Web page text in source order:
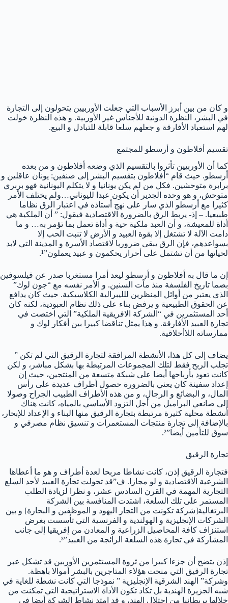
و كان من بين أبرز الأسباب التي جعلت الأوربيين يتحولون إلى التجارة
في البشر، النظرة الدونية للأجناس غير الأوربية. و هذه النظرة خولت
لهم استعباد الأفارقة و جعلهم سلعا قابلة للتبادل و البيع.
تقسيم أفلاطون و أرسطو للمجتمع
كما أن الأوربيين تأثروا بالتقسيم الذي وضعه أفلاطون و من بعده
أرسطو. حيث قام “أفلاطون بتقسيم البشر إلى صنفين: يونان عاقلين و
برابرة متوحشين. فكل من لم يكن يونانيا و لا يتكلم اليونانية فهو بربري
متوحش، و هو وحده الجدير أن يكون عبدا لليوناني…ولم يختلف الأمر
كثيرا مع أرسطو الذي سار على نهج أستاذه في اعتبار الرق نظاما
طبيعيا. – إذ- يربط الرق بالضرورة الاقتصادية فيقول: ” أن الملكية هي
أداة للمعيشة، و أن العبد ملكية حية و أداة تعمل بما تؤمر به… و ما
دامت الآلة لا تشتغل إلا بقوة العبيد و الأرض لا تنبت الحب إلا
بسواعدهم، فإن الرق يبقى ضروريا لاقتصاد الأسرة و المدينة التي لابد
لحياتها من أن تشتمل على أحرار يحكمون و عبيد يعملون”¹.
إن ما قال به أفلاطون و أرسطو ليعد أمرا مستغربا صدر عن فيلسوفين
بصما تاريخ الفلسفة منذ مآت السنين. و الأمر نفسه مع “جون لوك”
الذي يعتبر من أوائل المنظرين للليبرالية الكلاسيكية. حيث كان يدافع
عن الحقوق الطبيعية و يرفض بناء على ذلك نظام العبودية، لكنه كان
أحد المستثمرين في “الشركة الافريقية الملكية” التي اختصت في
تجارة العبيد الأفارقة. و هذا يمثل تناقضا كبيرا بين أفكار لوك و
ممارساته اللاأخلاقية.
يضاف إلى كل هذا، الأنشطة المرافقة لتجارة الرقيق التي لم تكن ”
تجلب الربح فقط لتلك المجموعات المرتبطة بها بشكل مباشر، و لكن
كانت تعود بأرباحها أيضا على شبكة متسعة من المنتجين، حيث إن
إعداد سفينة كان يعني بالضرورة حصول أطراف عديدة على رأس
المال، و البضائع و الرجال، و من هذه الأطراف الطبيب الجراح وصولا
إلى صانعي البراميل من أجل التزود الأساسي بالمياه، كانت هناك
أنشطة محلية كثيرة مرتبطة بتجارة الرقيق منها البناء و الإعداد للإبحار،
بالإضافة إلى تجارة منتجات المستعمرات و تنسيق نظام مصرفي و
سوق للتأمين أيضا”².
تجارة الرقيق
فتجارة الرقيق إذن، كانت نشاطا مربحا لعدة أطراف و هو ما أعطاها
الشرعية الاقتصادية و لو مجازا. ف”قد تحولت تجارة العبيد لأحد السلع
التجارية المهمة في القرن السادس عشر، و نظرا لزيادة الطلب
المستمر على تلك السلعة، اشتدت المنافسة بين الشركة
البرتغالية[شركة تكونت من التجار اليهود و الموظفين و البحارة] و بين
الشركات الإنجليزية و الهولندية و الفرنسية التي تأسست بغرض
استنزاف كافة المحاصيل الزراعية و المعادن من إفريقيا إلى جانب
المشاركة في تجارة هذه السلعة الرائجة من العبيد”³.
إذن يتضح أن جزءا كبيرا من ثروة المستثمرين الأوربين قد تشكل عبر
تجارة الرقيق التي منحت هؤلاء المتاجرين بالبشر أموالا باهظة.
وشركة” الهند الشرقية الإنجليزية ” نموذجا التي كانت نشطة للغاية في
شبه الجزيرة الهندية بل تكاد تكون الأداة الاستراتيجية التي تمكنت من
خلالها بريطانيا من احتلال الهند، و قد امتد نشاط الشركة أيضا في